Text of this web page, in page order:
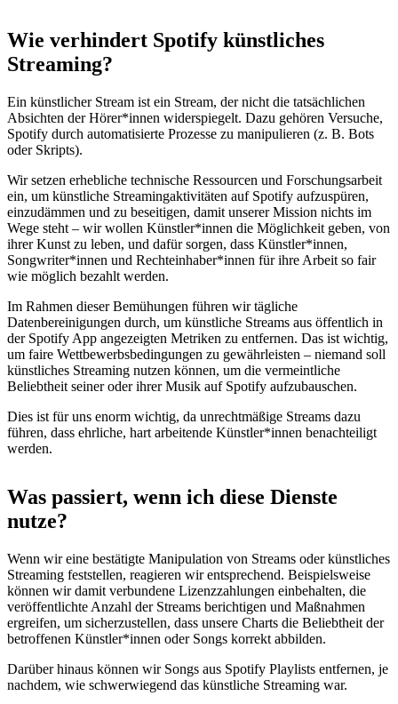
Wie verhindert Spotify künstliches
Streaming?
Ein künstlicher Stream ist ein Stream, der nicht die tatsächlichen
Absichten der Hörer*innen widerspiegelt. Dazu gehören Versuche,
Spotify durch automatisierte Prozesse zu manipulieren (z. B. Bots
oder Skripts).
Wir setzen erhebliche technische Ressourcen und Forschungsarbeit
ein, um künstliche Streamingaktivitäten auf Spotify aufzuspüren,
einzudämmen und zu beseitigen, damit unserer Mission nichts im
Wege steht – wir wollen Künstler*innen die Möglichkeit geben, von
ihrer Kunst zu leben, und dafür sorgen, dass Künstler*innen,
Songwriter*innen und Rechteinhaber*innen für ihre Arbeit so fair
wie möglich bezahlt werden.
Im Rahmen dieser Bemühungen führen wir tägliche
Datenbereinigungen durch, um künstliche Streams aus öffentlich in
der Spotify App angezeigten Metriken zu entfernen. Das ist wichtig,
um faire Wettbewerbsbedingungen zu gewährleisten – niemand soll
künstliches Streaming nutzen können, um die vermeintliche
Beliebtheit seiner oder ihrer Musik auf Spotify aufzubauschen.
Dies ist für uns enorm wichtig, da unrechtmäßige Streams dazu
führen, dass ehrliche, hart arbeitende Künstler*innen benachteiligt
werden.
Was passiert, wenn ich diese Dienste
nutze?
Wenn wir eine bestätigte Manipulation von Streams oder künstliches
Streaming feststellen, reagieren wir entsprechend. Beispielsweise
können wir damit verbundene Lizenzzahlungen einbehalten, die
veröffentlichte Anzahl der Streams berichtigen und Maßnahmen
ergreifen, um sicherzustellen, dass unsere Charts die Beliebtheit der
betroffenen Künstler*innen oder Songs korrekt abbilden.
Darüber hinaus können wir Songs aus Spotify Playlists entfernen, je
nachdem, wie schwerwiegend das künstliche Streaming war.